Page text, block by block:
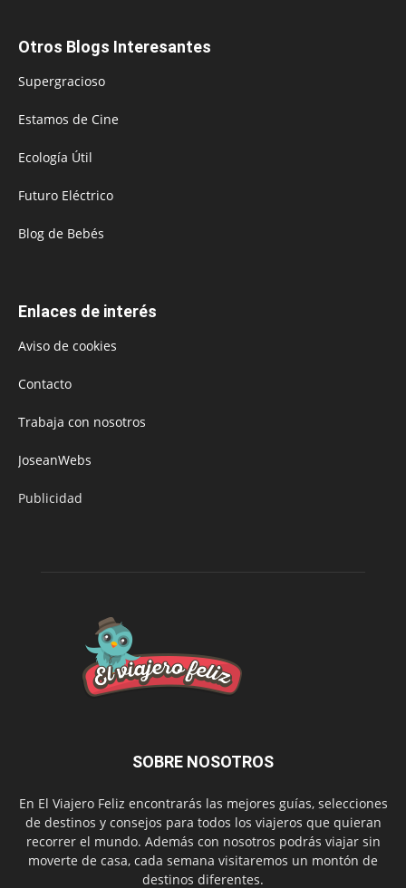
Otros Blogs Interesantes
Supergracioso
Estamos de Cine
Ecología Útil
Futuro Eléctrico
Blog de Bebés
Enlaces de interés
Aviso de cookies
Contacto
Trabaja con nosotros
JoseanWebs
Publicidad
SOBRE NOSOTROS
En El Viajero Feliz encontrarás las mejores guías, selecciones
de destinos y consejos para todos los viajeros que quieran
recorrer el mundo. Además con nosotros podrás viajar sin
moverte de casa, cada semana visitaremos un montón de
destinos diferentes.